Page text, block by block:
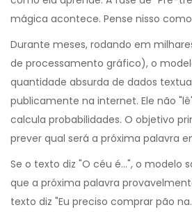
mágica acontece. Pense nisso
Durante meses, rodando em
de processamento gráfico), o
quantidade absurda de dados
publicamente na internet. Ele não
calcula probabilidades. O objetivo
prever qual será a próxima palavra
Se o texto diz "O céu é...", o modelo
que a próxima palavra
texto diz "Eu preciso comprar pão